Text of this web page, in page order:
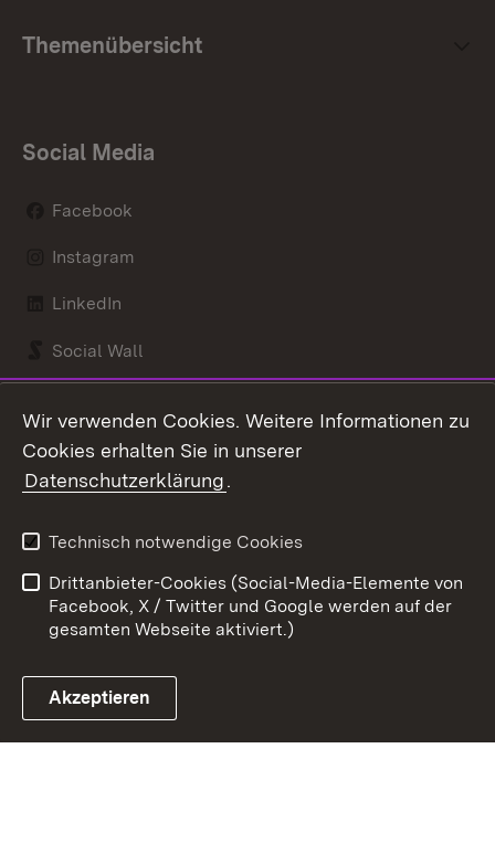
Themenübersicht
Social Media
Facebook
Instagram
LinkedIn
Social Wall
Link zum Landesportal
Kontakt
Barrierefreiheit
Impressum
Cookies
Wir verwenden Cookies. Weitere Informationen zu
Cookies erhalten Sie in unserer
Datenschutzerklärung.
Technisch notwendige Cookies
Drittanbieter-Cookies (Social-Media-Elemente von
Facebook, X / Twitter und Google werden auf der
gesamten Webseite aktiviert.)
Akzeptieren